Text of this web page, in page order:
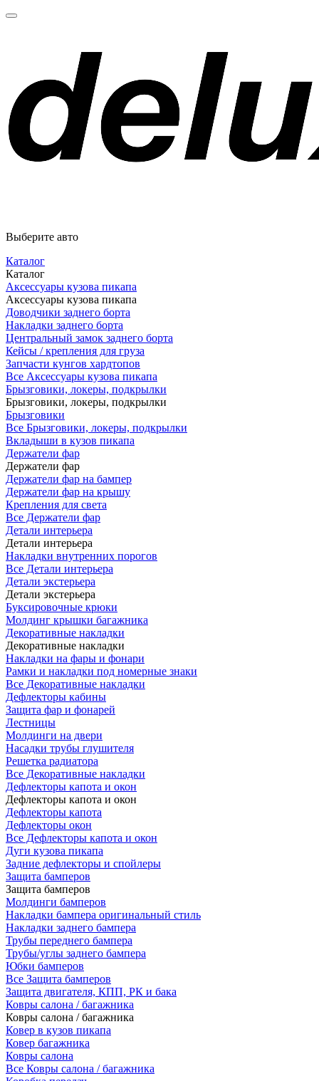
Выберите авто
Каталог
Каталог
Аксессуары кузова пикапа
Аксессуары кузова пикапа
Доводчики заднего борта
Накладки заднего борта
Центральный замок заднего борта
Кейсы / крепления для груза
Запчасти кунгов хардтопов
Все Аксессуары кузова пикапа
Брызговики, локеры, подкрылки
Брызговики, локеры, подкрылки
Брызговики
Все Брызговики, локеры, подкрылки
Вкладыши в кузов пикапа
Держатели фар
Держатели фар
Держатели фар на бампер
Держатели фар на крышу
Крепления для света
Все Держатели фар
Детали интерьера
Детали интерьера
Накладки внутренних порогов
Все Детали интерьера
Детали экстерьера
Детали экстерьера
Буксировочные крюки
Молдинг крышки багажника
Декоративные накладки
Декоративные накладки
Накладки на фары и фонари
Рамки и накладки под номерные знаки
Все Декоративные накладки
Дефлекторы кабины
Защита фар и фонарей
Лестницы
Молдинги на двери
Насадки трубы глушителя
Решетка радиатора
Все Декоративные накладки
Дефлекторы капота и окон
Дефлекторы капота и окон
Дефлекторы капота
Дефлекторы окон
Все Дефлекторы капота и окон
Дуги кузова пикапа
Задние дефлекторы и спойлеры
Защита бамперов
Защита бамперов
Молдинги бамперов
Накладки бампера оригинальный стиль
Накладки заднего бампера
Трубы переднего бампера
Трубы/углы заднего бампера
Юбки бамперов
Все Защита бамперов
Защита двигателя, КПП, РК и бака
Ковры салона / багажника
Ковры салона / багажника
Ковер в кузов пикапа
Ковер багажника
Ковры салона
Все Ковры салона / багажника